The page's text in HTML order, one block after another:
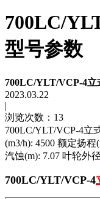
700LC/
型号参数
700LC/YLT/VCP-4立
2023.03.22
|
浏览次数：13
700LC/YLT/VCP-4立
(m3/h): 4500 额定扬
汽蚀(m): 7.07 叶轮外
700LC/YLT/VCP-4